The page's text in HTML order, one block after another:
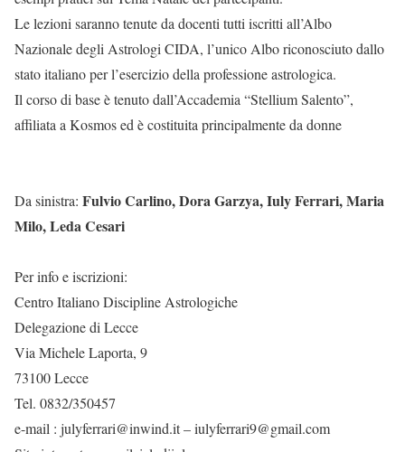
Le lezioni saranno tenute da docenti tutti iscritti all’Albo
Nazionale degli Astrologi CIDA, l’unico Albo riconosciuto dallo
stato italiano per l’esercizio della professione astrologica.
Il corso di base è tenuto dall’Accademia “Stellium Salento”,
affiliata a Kosmos ed è costituita principalmente da donne
Da sinistra: Fulvio Carlino, Dora Garzya, Iuly Ferrari, Maria
Milo, Leda Cesari
Per info e iscrizioni:
Centro Italiano Discipline Astrologiche
Delegazione di Lecce
Via Michele Laporta, 9
73100 Lecce
Tel. 0832/350457
e-mail : julyferrari@inwind.it – iulyferrari9@gmail.com